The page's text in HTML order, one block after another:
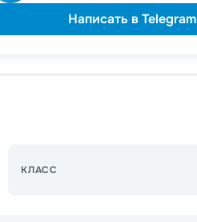
Написать в Telegram
КЛАСС